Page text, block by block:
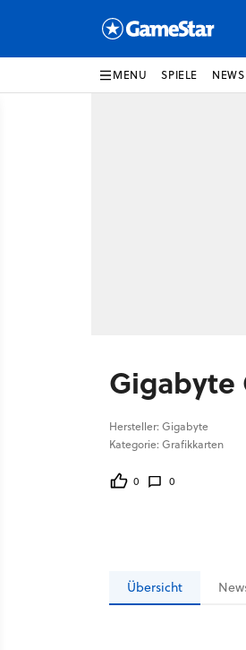
MENU SPIELE NEWS
Gigabyte
Hersteller: Gigabyte
Kategorie: Grafikkarten
0 0
Übersicht